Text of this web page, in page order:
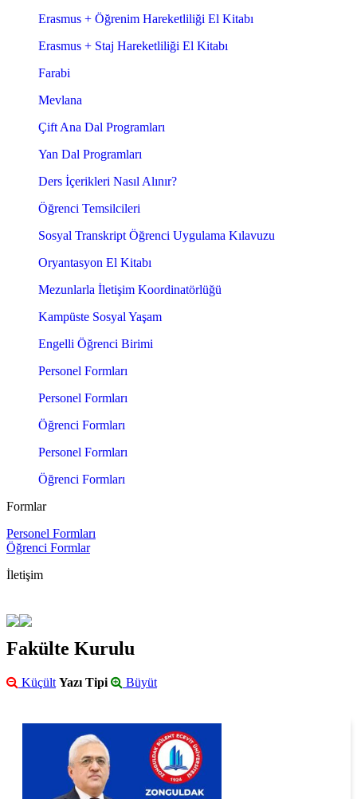
Erasmus + Öğrenim Hareketliliği El Kitabı
Erasmus + Staj Hareketliliği El Kitabı
Farabi
Mevlana
Çift Ana Dal Programları
Yan Dal Programları
Ders İçerikleri Nasıl Alınır?
Öğrenci Temsilcileri
Sosyal Transkript Öğrenci Uygulama Kılavuzu
Oryantasyon El Kitabı
Mezunlarla İletişim Koordinatörlüğü
Kampüste Sosyal Yaşam
Engelli Öğrenci Birimi
Personel Formları
Personel Formları
Öğrenci Formları
Personel Formları
Öğrenci Formları
Formlar
Personel Formları
Öğrenci Formlar
İletişim
Fakülte Kurulu
Küçült Yazı Tipi Büyüt